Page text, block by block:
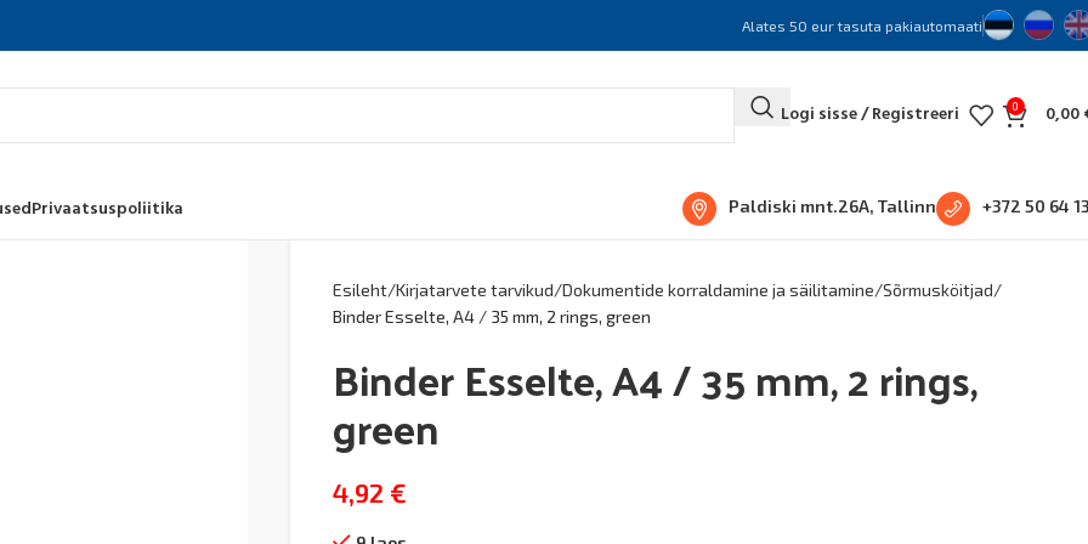
Alates 50 eur tasuta pakiautomaati
Logi sisse / Registreeri 0 0,00
Privaatsuspoliitika Paldiski mnt.26A, Tallinn +372 50 64
Esileht Kirjatarvete tarvikud Dokumentide korraldamine ja säilitamine Sõrmusköitjad
Binder Esselte, A4 / 35 mm, 2 rings, green
Binder Esselte, A4 / 35 mm, 2 rings,
green
4,92 €